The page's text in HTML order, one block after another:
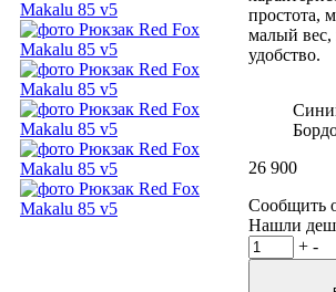
простота,
малый вес,
удобство.
26 900
Сообщить
Нашли
+ -